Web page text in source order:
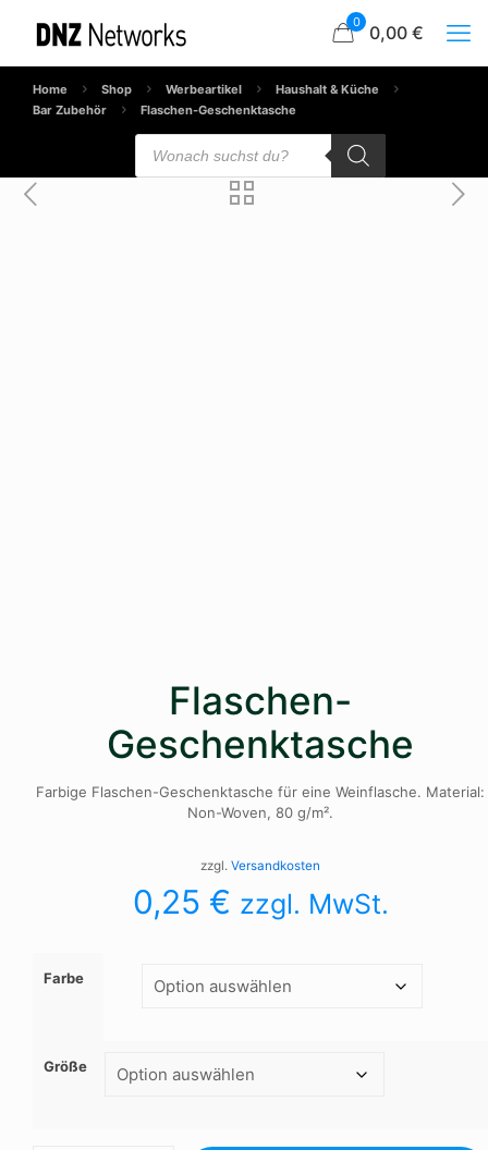
0 0,00 €
Home Shop Werbeartikel
Haushalt & Küche
Bar Zubehör
Flaschen-Geschenktasche
Products
search
Flaschen-
Geschenktasche
Farbige Flaschen-Geschenktasche für eine Weinflasche. Material:
Non-Woven, 80 g/m².
zzgl. Versandkosten
0,25 € zzgl. MwSt.
Farbe
Größe